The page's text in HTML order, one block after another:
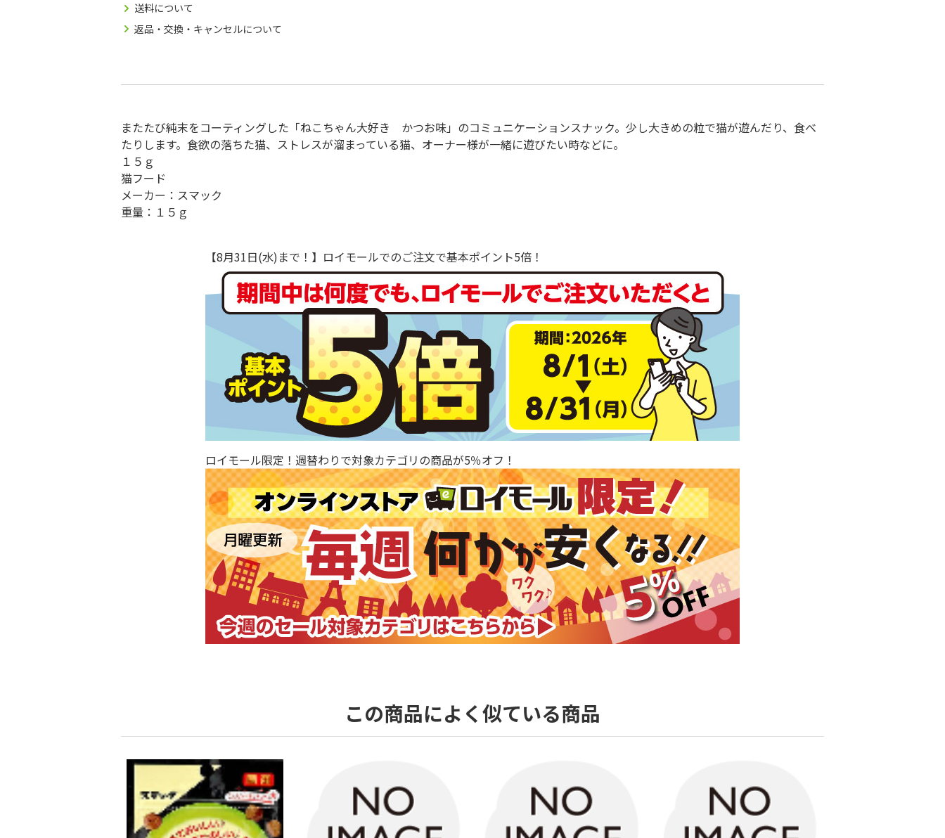
送料について
返品・交換・キャンセルについて
またたび純末をコーティングした「ねこちゃん大好き かつお味」のコミュニケーションスナック。少し大きめの粒で猫が遊んだり、食べ
たりします。食欲の落ちた猫、ストレスが溜まっている猫、オーナー様が一緒に遊びたい時などに。
１５ｇ
猫フード
メーカー：スマック
重量：１５ｇ
【8月31日(水)まで！】ロイモールでのご注文で基本ポイント5倍！
ロイモール限定！週替わりで対象カテゴリの商品が5％オフ！
この商品によく似ている商品